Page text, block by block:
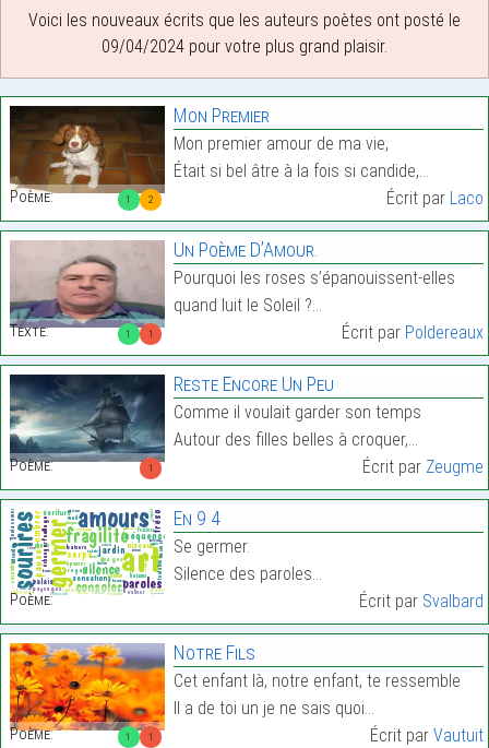
Voici les nouveaux écrits que les auteurs poètes ont posté le
09/04/2024 pour votre plus grand plaisir.
1 2
Poème:
Mon Premier
Mon premier amour de ma vie,
Était si bel âtre à la fois si candide,…
Écrit par Laco
1 1
Texte:
Un Poème D’Amour.
Pourquoi les roses s’épanouissent-elles
quand luit le Soleil ?…
Écrit par Poldereaux
1
Poème:
Reste Encore Un Peu
Comme il voulait garder son temps
Autour des filles belles à croquer,…
Écrit par Zeugme
Poème:
En 9 4
Se germer.
Silence des paroles…
Écrit par Svalbard
1 1
Poème:
Notre Fils
Cet enfant là, notre enfant, te ressemble
Il a de toi un je ne sais quoi…
Écrit par Vautuit